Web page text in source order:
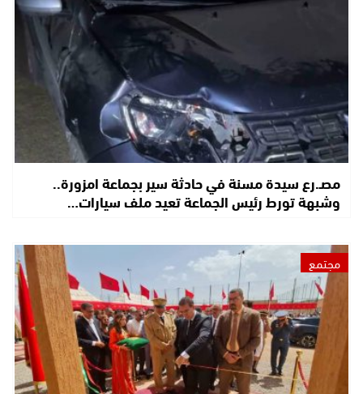
مصـ.رع سيدة مسنة في حادثة سير بجماعة امزورة..
وشبهة تورط رئيس الجماعة تعيد ملف سيارات…
مجتمع